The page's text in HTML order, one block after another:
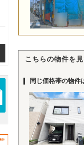
こちらの物件を
同じ価格帯の物件